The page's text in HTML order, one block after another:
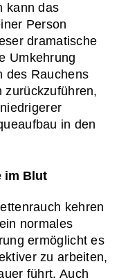
kann das
Person
dramatische
Umkehrung
des Rauchens
zurückzuführen,
in den
im Blut
kehren
normales
ermöglicht es
zu arbeiten,
führt. Auch